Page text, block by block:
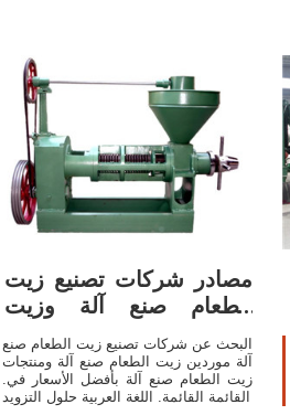
مصادر شركات تصنيع زيت
الطعام صنع آلة وزيت
الطعام صنع آلة
البحث عن شركات تصنيع زيت الطعام صنع
آلة موردين زيت الطعام صنع آلة ومنتجات
زيت الطعام صنع آلة بأفضل الأسعار في.
القائمة القائمة. اللغة العربية حلول التزويد